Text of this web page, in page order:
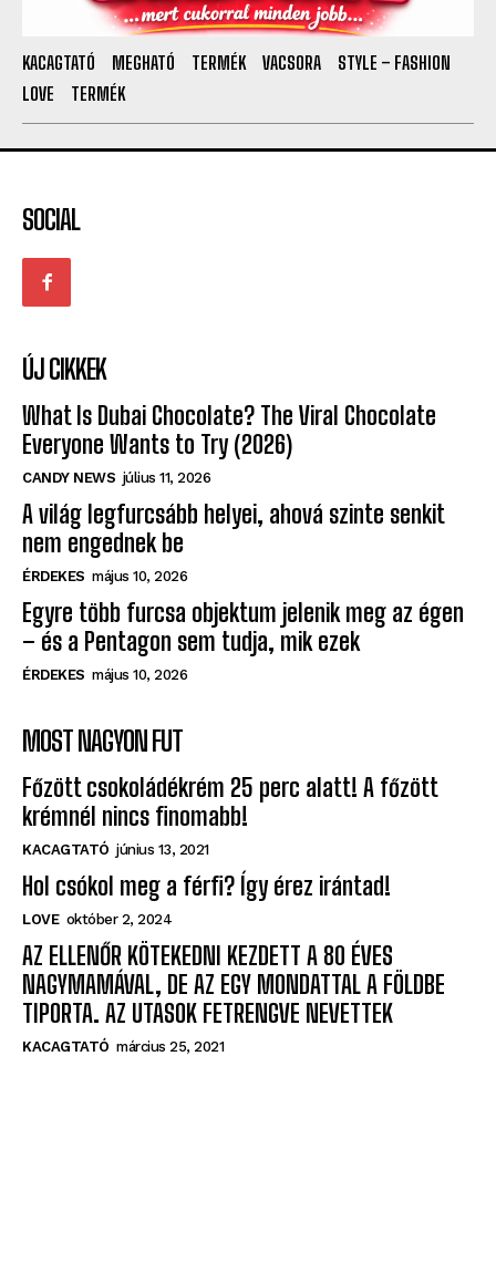
KACAGTATÓ MEGHATÓ TERMÉK VACSORA
STYLE – FASHION
LOVE
TERMÉK
SOCIAL
ÚJ CIKKEK
What Is Dubai Chocolate? The Viral Chocolate
Everyone Wants to Try (2026)
CANDY NEWS július 11, 2026
A világ legfurcsább helyei, ahová szinte senkit
nem engednek be
ÉRDEKES május 10, 2026
Egyre több furcsa objektum jelenik meg az égen
– és a Pentagon sem tudja, mik ezek
ÉRDEKES május 10, 2026
MOST NAGYON FUT
Főzött csokoládékrém 25 perc alatt! A főzött
krémnél nincs finomabb!
KACAGTATÓ június 13, 2021
Hol csókol meg a férfi? Így érez irántad!
LOVE október 2, 2024
AZ ELLENŐR KÖTEKEDNI KEZDETT A 80 ÉVES
NAGYMAMÁVAL, DE AZ EGY MONDATTAL A FÖLDBE
TIPORTA. AZ UTASOK FETRENGVE NEVETTEK
KACAGTATÓ március 25, 2021